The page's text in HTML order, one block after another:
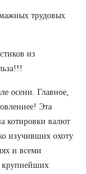
трудовых
из
осени. Главное,
Эта
котировки валют
изучивших охоту
и всеми
крупнейших